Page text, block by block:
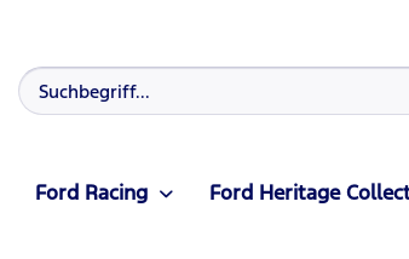
Ford Racing Ford Heritage